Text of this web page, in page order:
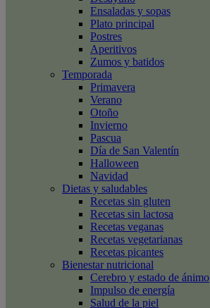
Ensaladas y sopas
Plato principal
Postres
Aperitivos
Zumos y batidos
Temporada
Primavera
Verano
Otoño
Invierno
Pascua
Día de San Valentín
Halloween
Navidad
Dietas y saludables
Recetas sin gluten
Recetas sin lactosa
Recetas veganas
Recetas vegetarianas
Recetas picantes
Bienestar nutricional
Cerebro y estado de ánimo
Impulso de energía
Salud de la piel